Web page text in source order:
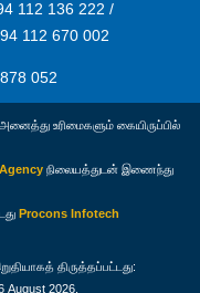
112 136 222 /
112 670 002
052
உரிமைகளும் கையிருப்பில்
நிலையத்துடன் இணைந்து
Procons Infotech
திருத்தப்பட்டது:
August 2026.